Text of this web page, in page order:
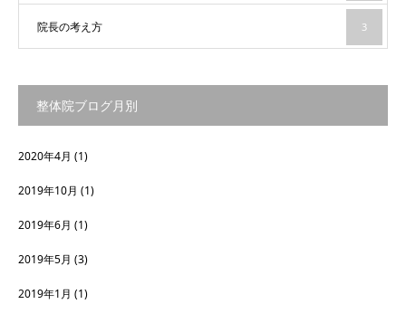
院長の考え方 3
整体院ブログ月別
2020年4月 (1)
2019年10月 (1)
2019年6月 (1)
2019年5月 (3)
2019年1月 (1)